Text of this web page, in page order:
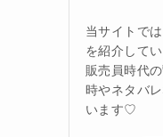
当サイトで
を紹介してい
販売員時代
時やネタバ
います♡